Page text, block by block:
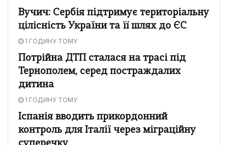
Вучич: Сербія підтримує територіальну
цілісність України та її шлях до ЄС
1 ГОДИНУ ТОМУ
Потрійна ДТП сталася на трасі під
Тернополем, серед постраждалих
дитина
1 ГОДИНУ ТОМУ
Іспанія вводить прикордонний
контроль для Італії через міграційну